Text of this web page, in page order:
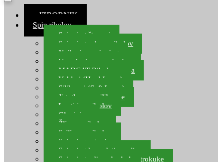
≡ IZBORNIK
Spin ribolov
Spinning štapovi
Spinning role za ribolov
Najloni za spinning
Upredenice za spinning
MADCAT Ribolov soma
Vobleri (Hard Lures)
Silikonci (Soft Lures)
Jig glave za silikonce
Leptiri za ribolov
Glavinjare
Žlice za ribolov
Sajlice za ribolov
Spinning setovi
Spinning kompleti varalica
Spinning udice, dvokuke, trokuke